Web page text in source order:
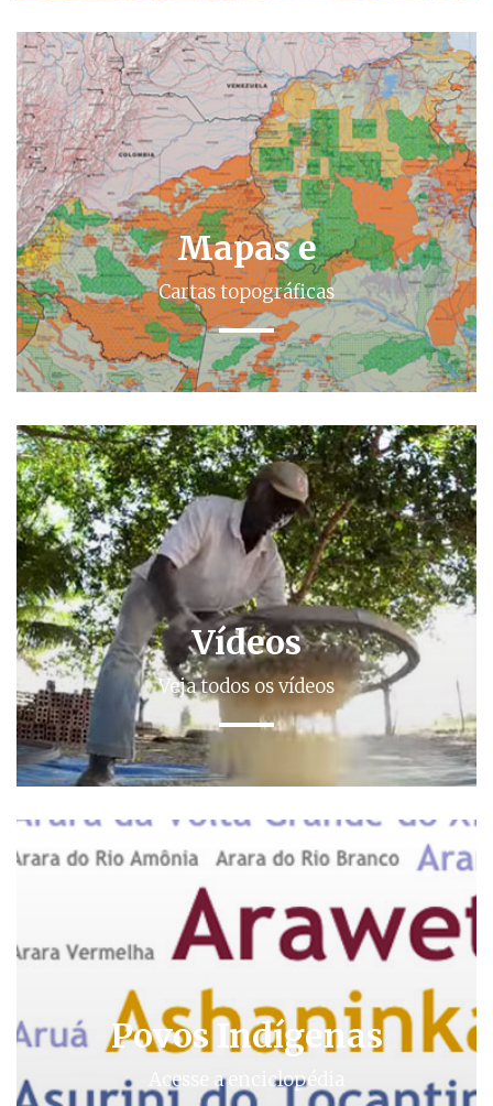
Mapas e
Cartas topográficas
Vídeos
Veja todos os vídeos
Povos Indígenas
Acesse a enciclopédia